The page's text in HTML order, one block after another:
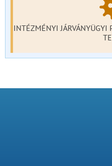
INTÉZMÉNYI JÁRVÁNYÜGYI